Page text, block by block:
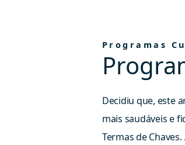
Programas
Decidiu que, este
mais saudáveis e
Termas de